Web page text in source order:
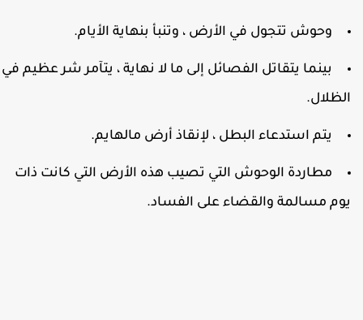
وحوش تتجول في الأرض ، وتنبأ بنهاية الأيام.
بينما يتقاتل الفصائل إلى ما لا نهاية ، يتآمر شر عظيم في
يتم استدعاء البطل ، لإنقاذ أرض مالهايم.
مطاردة الوحوش التي تصيب هذه الأرض التي كانت ذات
مسالمة والقضاء على الفساد.